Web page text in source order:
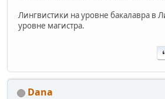
Лингвистики на уровне бакалавра в
уровне магистра.
Dana